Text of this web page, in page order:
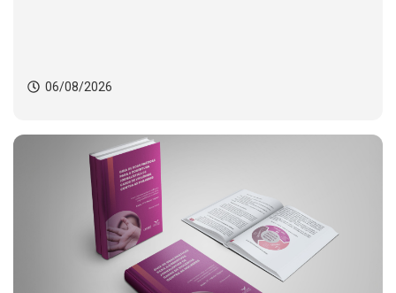
06/08/2026